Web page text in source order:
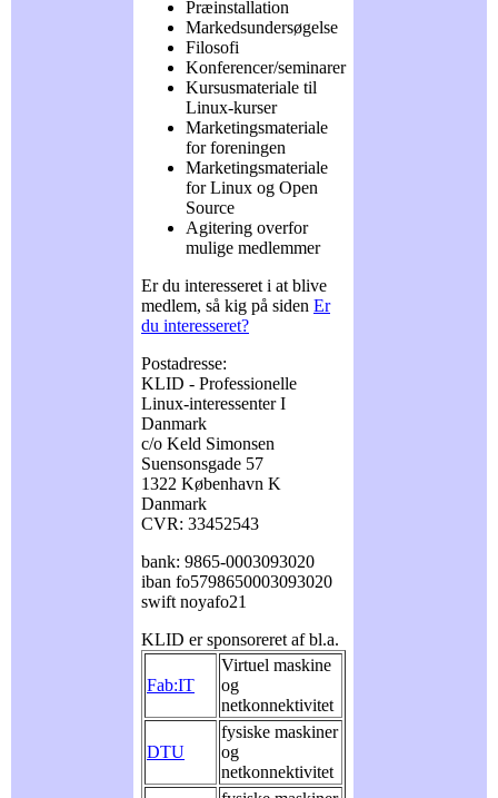
Præinstallation
Markedsundersøgelse
Filosofi
Konferencer/seminarer
Kursusmateriale til
Linux-kurser
Marketingsmateriale
for foreningen
Marketingsmateriale
for Linux og Open
Source
Agitering overfor
mulige medlemmer
Er du interesseret i at blive
medlem, så kig på siden Er
du interesseret?
Postadresse:
KLID - Professionelle
Linux-interessenter I
Danmark
c/o Keld Simonsen
Suensonsgade 57
1322 København K
Danmark
CVR: 33452543
bank: 9865-0003093020
iban fo5798650003093020
swift noyafo21
KLID er sponsoreret af bl.a.
Fab:IT
Virtuel maskine
og
netkonnektivitet
DTU
fysiske maskiner
og
netkonnektivitet